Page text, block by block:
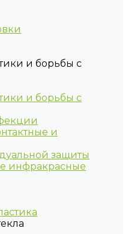
и борьбы с
и борьбы с
и
защиты
инфракрасные